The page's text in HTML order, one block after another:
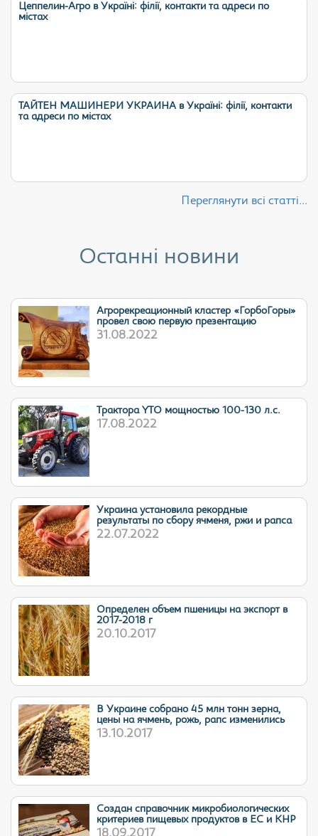
Цеппелин-Агро в Україні: філії, контакти та адреси по
містах
ТАЙТЕН МАШИНЕРИ УКРАИНА в Україні: філії, контакти
та адреси по містах
Переглянути всі статті...
Останні новини
Агрорекреационный кластер «ГорбоГоры»
провел свою первую презентацию
31.08.2022
Трактора YTO мощностью 100-130 л.с.
17.08.2022
Украина установила рекордные
результаты по сбору ячменя, ржи и рапса
22.07.2022
Определен объем пшеницы на экспорт в
2017-2018 г
20.10.2017
В Украине собрано 45 млн тонн зерна,
цены на ячмень, рожь, рапс изменились
13.10.2017
Cоздан справочник микробиологических
критериев пищевых продуктов в ЕС и КНР
18.09.2017